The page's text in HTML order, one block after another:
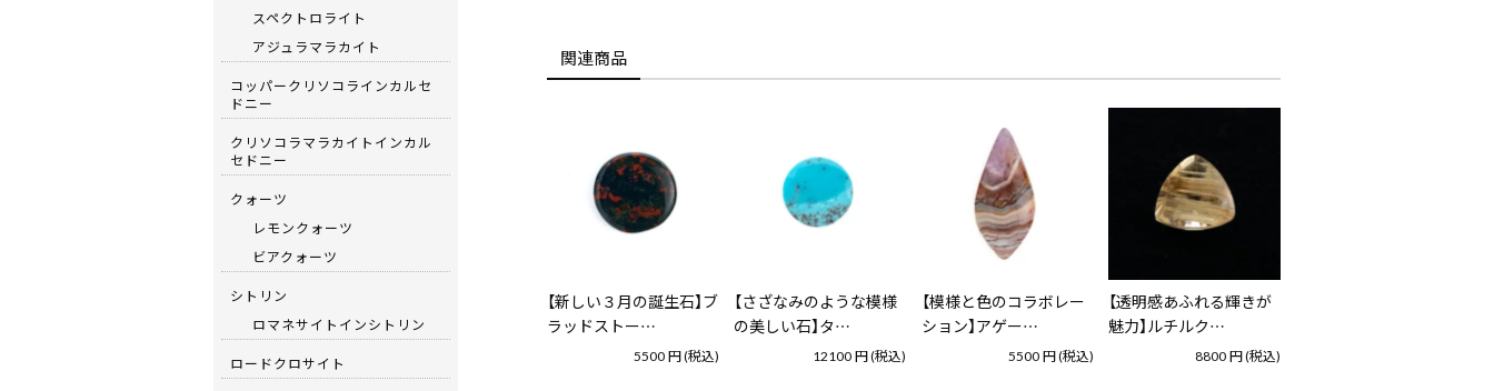
関連商品
【新しい３月の誕生石】ブ
ラッドストー…
5500円(税込)
【さざなみのような模様
の美しい石】タ…
12100円(税込)
【模様と色のコラボレー
ション】アゲー…
5500円(税込)
【透明感あふれる輝きが
魅力】ルチルク…
8800円(税込)
スペクトロライト
アジュラマラカイト
コッパークリソコラインカルセ
ドニー
クリソコラマラカイトインカル
セドニー
クォーツ
レモンクォーツ
ビアクォーツ
シトリン
ロマネサイトインシトリン
ロードクロサイト